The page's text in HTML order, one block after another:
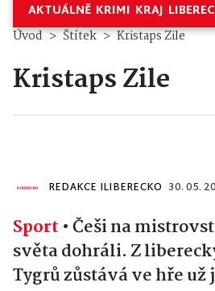
AKTUÁLNĚ KRIMI KRAJ
Úvod Štítek Kristaps Zile
Kristaps Zile
REDAKCE ILIBERECKO 30. 05.
Sport •Češi na
světa dohráli. Z
Tygrů zůstává ve hře už